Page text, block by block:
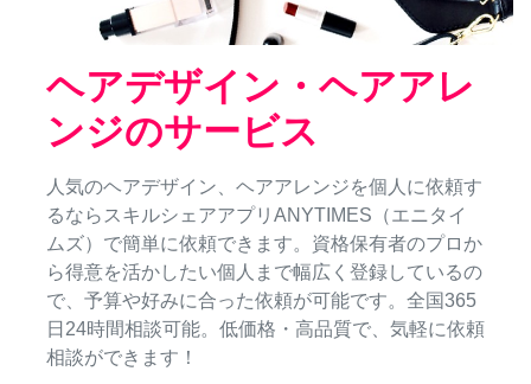
ヘアデザイン・ヘアアレ
ンジのサービス
人気のヘアデザイン、ヘアアレンジを個人に依頼す
るならスキルシェアアプリANYTIMES（エニタイ
ムズ）で簡単に依頼できます。資格保有者のプロか
ら得意を活かしたい個人まで幅広く登録しているの
で、予算や好みに合った依頼が可能です。全国365
日24時間相談可能。低価格・高品質で、気軽に依頼
相談ができます！